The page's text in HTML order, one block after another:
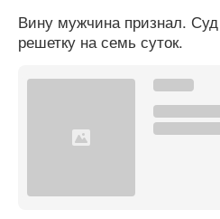
Вину мужчина признал. Суд
решетку на семь суток.